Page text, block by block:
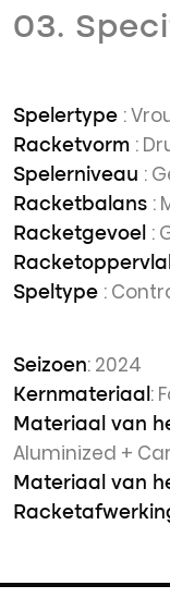
03.
Spelertype :
Racketvorm :
Spelerniveau :
Racketbalans :
Racketgevoel :
Speltype :
Seizoen: 2024
Kernmateriaal :
Materiaal van
Aluminized +
Materiaal van